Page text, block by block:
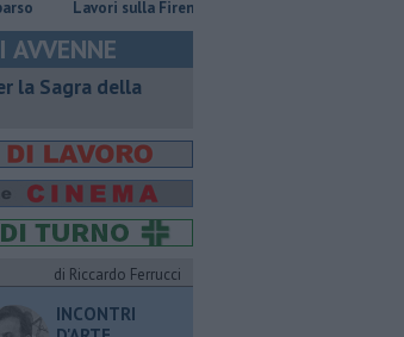
Lavori sulla Firenze-Roma, i treni cambiano orario
AVVENNE
la Sagra della
di Riccardo Ferrucci
INCONTRI